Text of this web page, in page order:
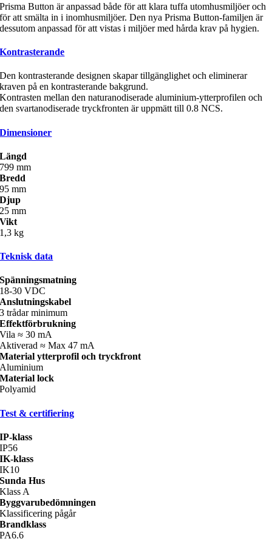
Prisma Button är anpassad både för att klara tuffa utomhusmiljöer och
för att smälta in i inomhusmiljöer. Den nya Prisma Button-familjen är
dessutom anpassad för att vistas i miljöer med hårda krav på hygien.
Kontrasterande
Den kontrasterande designen skapar tillgänglighet och eliminerar
kraven på en kontrasterande bakgrund.
Kontrasten mellan den naturanodiserade aluminium-ytterprofilen och
den svartanodiserade tryckfronten är uppmätt till 0.8 NCS.
Dimensioner
Längd
799 mm
Bredd
95 mm
Djup
25 mm
Vikt
1,3 kg
Teknisk data
Spänningsmatning
18-30 VDC
Anslutningskabel
3 trådar minimum
Effektförbrukning
Vila ≈ 30 mA
Aktiverad ≈ Max 47 mA
Material ytterprofil och tryckfront
Aluminium
Material lock
Polyamid
Test & certifiering
IP-klass
IP56
IK-klass
IK10
Sunda Hus
Klass A
Byggvarubedömningen
Klassificering pågår
Brandklass
PA6.6